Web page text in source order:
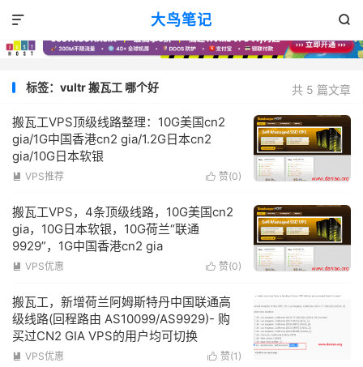
大鸟笔记 

共 5 篇文章
标签：vultr 搬瓦工 哪个好
搬瓦工VPS顶级线路整理：10G美国cn2
gia/1G中国香港cn2 gia/1.2G日本cn2
gia/10G日本软银
 赞(0)
 VPS推荐
搬瓦工VPS，4条顶级线路，10G美国cn2
gia，10G日本软银，10G荷兰“联通
9929”，1G中国香港cn2 gia
 赞(0)
 VPS优惠
搬瓦工，新增荷兰阿姆斯特丹中国联通高
级线路(回程路由 AS10099/AS9929)- 购
买过CN2 GIA VPS的用户均可切换
 赞(1 )
 VPS优惠